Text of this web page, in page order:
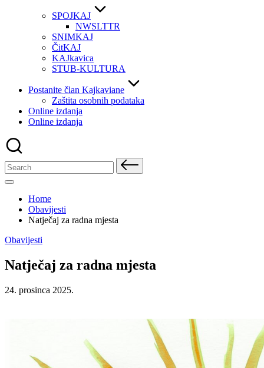
SPOJKAJ
NWSLTTR
SNIMKAJ
ČitKAJ
KAJkavica
STUB-KULTURA
Postanite član Kajkaviane
Zaštita osobnih podataka
Online izdanja
Online izdanja
Search
for:
Home
Obavijesti
Natječaj za radna mjesta
Posted
Obavijesti
Natječaj za radna mjesta
24. prosinca 2025.